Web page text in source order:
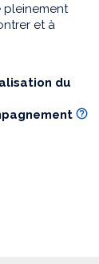
pleinement
et à
du